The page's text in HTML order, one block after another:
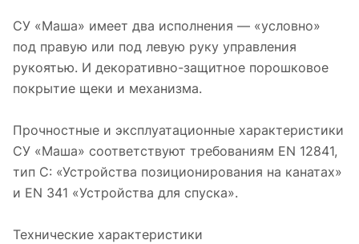
СУ «Маша» имеет два исполнения — «условно»
под правую или под левую руку управления
рукоятью. И декоративно-защитное порошковое
покрытие щеки и механизма.
Прочностные и эксплуатационные характеристики
СУ «Маша» соответствуют требованиям EN 12841,
тип С: «Устройства позиционирования на канатах»
и EN 341 «Устройства для спуска».
Технические характеристики